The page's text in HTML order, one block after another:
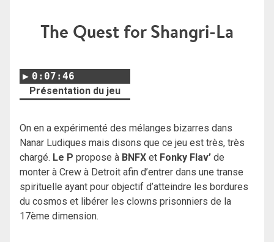
The Quest for Shangri-La
0:07:46
Présentation du jeu
On en a expérimenté des mélanges bizarres dans
Nanar Ludiques mais disons que ce jeu est très, très
chargé. Le P propose à BNFX et Fonky Flav’ de
monter à Crew à Detroit afin d’entrer dans une transe
spirituelle ayant pour objectif d’atteindre les bordures
du cosmos et libérer les clowns prisonniers de la
17ème dimension.